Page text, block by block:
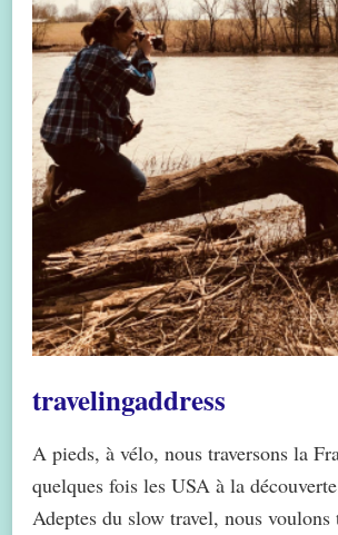
travelingaddress
A pieds, à vélo, nous traversons la
quelques fois les USA à la
Adeptes du slow travel, nous